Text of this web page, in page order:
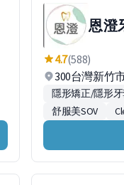
恩澄
4.7(588)
300台灣新竹
隱形矯正/隱形
舒服美SOV